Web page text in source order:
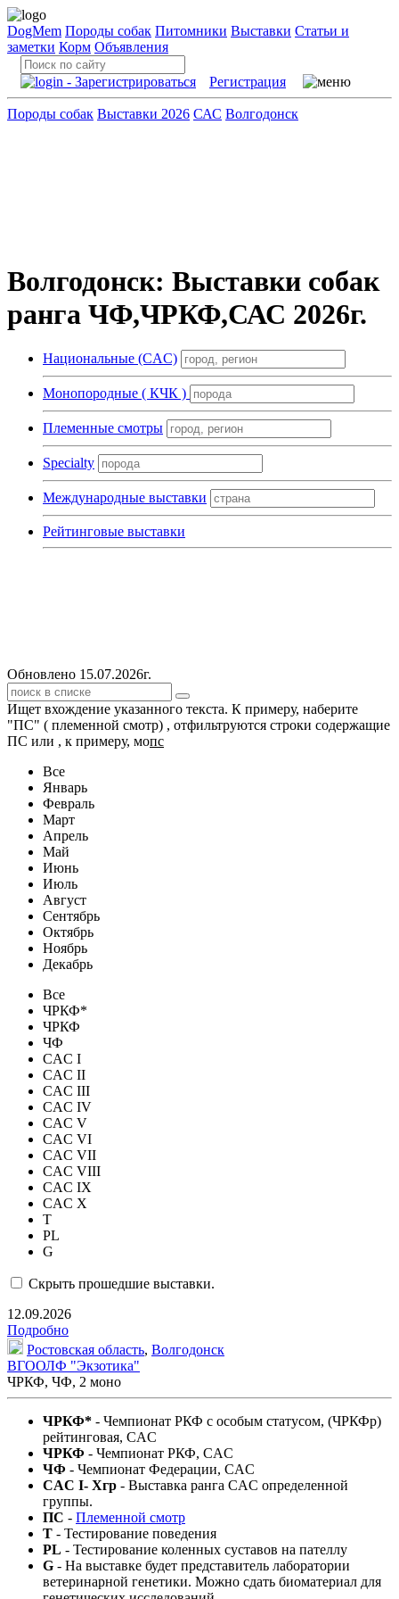
DogMem Породы собак Питомники Выставки Статьи и
заметки Корм Объявления
Регистрация
Породы собак Выставки 2026 САС Волгодонск
Волгодонск: Выставки собак
ранга ЧФ,ЧРКФ,САС 2026г.
Национальные (CAC)
Монопородные ( КЧК )
Племенные смотры
Specialty
Международные выставки
Рейтинговые выставки
Обновлено 15.07.2026г.
Ищет вхождение указанного текста. К примеру, наберите
"ПС" ( племенной смотр) , отфильтруются строки содержащие
ПС или , к примеру, мопс
Все
Январь
Февраль
Март
Апрель
Май
Июнь
Июль
Август
Сентябрь
Октябрь
Ноябрь
Декабрь
Все
ЧРКФ*
ЧРКФ
ЧФ
CAC I
CAC II
CAC III
CAC IV
CAC V
CAC VI
CAC VII
CAC VIII
CAC IX
CAC X
T
PL
G
Скрыть прошедшие выставки.
12.09.2026
Подробно
Ростовская область, Волгодонск
ВГООЛФ "Экзотика"
ЧРКФ, ЧФ, 2 моно
ЧРКФ* - Чемпионат РКФ c особым статусом, (ЧРКФр)
рейтинговая, CAC
ЧРКФ - Чемпионат РКФ, CAC
ЧФ - Чемпионат Федерации, CAC
CAC I- Xгр - Выставка ранга CAC определенной
группы.
ПС - Племенной смотр
T - Тестирование поведения
PL - Тестирование коленных суставов на пателлу
G - На выставке будет представитель лаборатории
ветеринарной генетики. Можно сдать биоматериал для